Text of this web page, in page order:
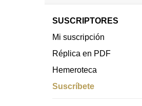
SUSCRIPTORES
Mi suscripción
Réplica en PDF
Hemeroteca
Suscríbete